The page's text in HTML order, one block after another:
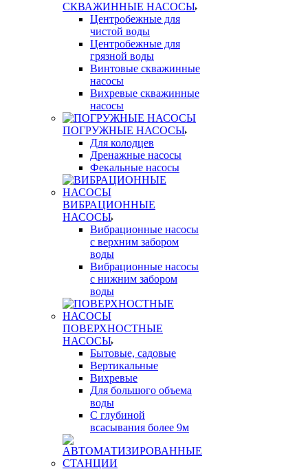
СКВАЖИННЫЕ НАСОСЫ
Центробежные для
чистой воды
Центробежные для
грязной воды
Винтовые скважинные
насосы
Вихревые скважинные
насосы
ПОГРУЖНЫЕ НАСОСЫ
Для колодцев
Дренажные насосы
Фекальные насосы
ВИБРАЦИОННЫЕ
НАСОСЫ
Вибрационные насосы
с верхним забором
воды
Вибрационные насосы
с нижним забором
воды
ПОВЕРХНОСТНЫЕ
НАСОСЫ
Бытовые, садовые
Вертикальные
Вихревые
Для большого объема
воды
С глубиной
всасывания более 9м